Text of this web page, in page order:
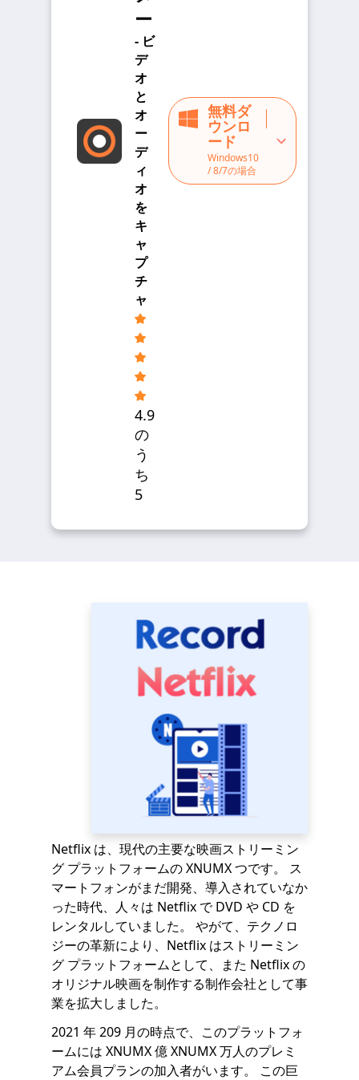
ー
- ビ
デ
オ
と
オ
ー
デ
ィ
オ
を
キ
ャ
プ
チ
ャ
4.9
の
う
ち
5
無料ダ
ウンロ
ード
Windows10
/ 8/7の場合
Netflix は、現代の主要な映画ストリーミン
グ プラットフォームの XNUMX つです。 ス
マートフォンがまだ開発、導入されていなか
った時代、人々は Netflix で DVD や CD を
レンタルしていました。 やがて、テクノロ
ジーの革新により、Netflix はストリーミン
グ プラットフォームとして、また Netflix の
オリジナル映画を制作する制作会社として事
業を拡大しました。
2021 年 209 月の時点で、このプラットフォ
ームには XNUMX 億 XNUMX 万人のプレミ
アム会員プランの加入者がいます。 この巨